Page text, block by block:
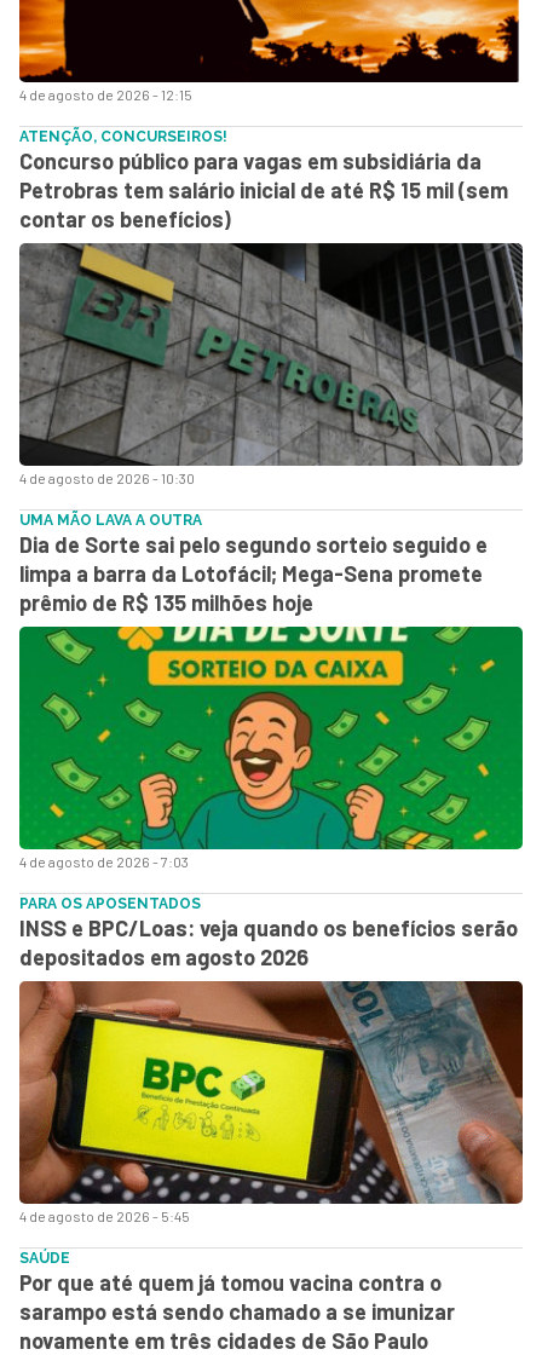
4 de agosto de 2026 - 12:15
4 de agosto de 2026 - 10:30
ATENÇÃO, CONCURSEIROS!
Concurso público para vagas em subsidiária da
Petrobras tem salário inicial de até R$ 15 mil (sem
contar os benefícios)
4 de agosto de 2026 - 7:03
UMA MÃO LAVA A OUTRA
Dia de Sorte sai pelo segundo sorteio seguido e
limpa a barra da Lotofácil; Mega-Sena promete
prêmio de R$ 135 milhões hoje
4 de agosto de 2026 - 5:45
PARA OS APOSENTADOS
INSS e BPC/Loas: veja quando os benefícios serão
depositados em agosto 2026
SAÚDE
Por que até quem já tomou vacina contra o
sarampo está sendo chamado a se imunizar
novamente em três cidades de São Paulo